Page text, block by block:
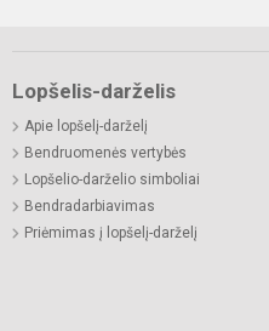
Lopšelis-darželis
Apie lopšelį-darželį
Bendruomenės vertybės
Lopšelio-darželio simboliai
Bendradarbiavimas
Priėmimas į lopšelį-darželį